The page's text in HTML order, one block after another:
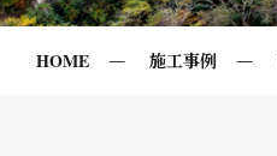
HOME 施工事例